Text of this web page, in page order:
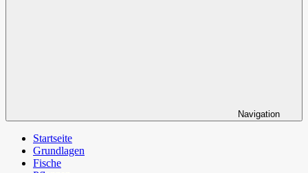
Navigation
Startseite
Grundlagen
Fische